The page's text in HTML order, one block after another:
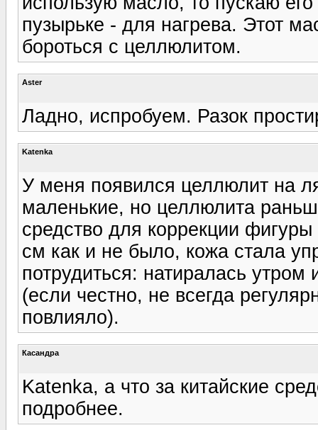
пузырьке - для нагрева. Этот
бороться с целлюлитом.
Aster
Ладно, испробуем. Разок
Katenka
У меня появился целлюлит на
маленькие, но целлюлита
средство для коррекции
см как и не было, кожа стала
потрудиться: натиралась
(если честно, не всегда
повлияло).
Касандра
Katenka, а что за китайские
подробнее.